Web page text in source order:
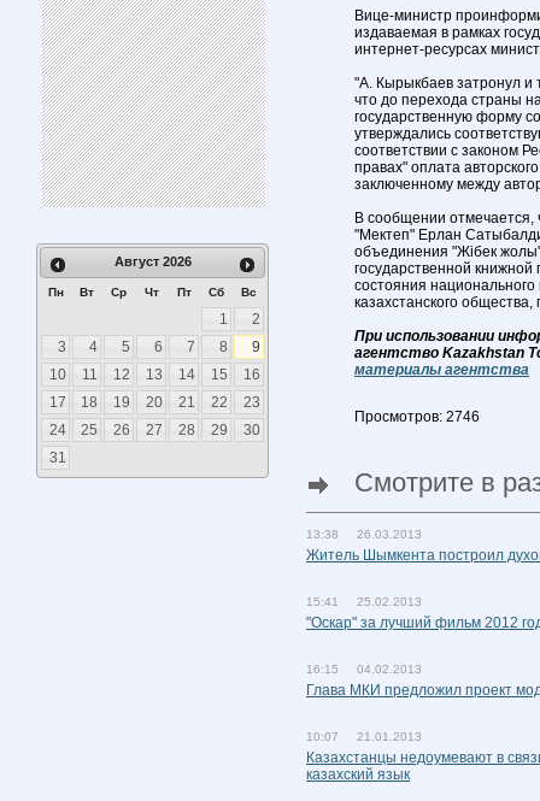
Август 2026
Пн Вт Ср Чт Пт Сб Вс
1
2
3
4 5 6 7 8
9
10
11 12 13 14 15
16
17
18 19 20 21 22
23
24
25 26 27 28 29
30
31
Вице-министр
издаваемая в рамках
интернет-ресурсах
"А. Кырыкбаев затронул и
что до перехода страны
государственную форму
утверждались
соответствии с законом
правах" оплата
заключенному между
В сообщении отмечается,
"Мектеп" Ерлан
объединения "Жібек
государственной
состояния национального
казахстанского
При использовании
агентство Kazakhstan
материалы агентства
Просмотров: 2746
Смотрите в
13:38 26.03.2013
Житель Шымкента построил
15:41 25.02.2013
"Оскар" за лучший фильм 2012
16:15 04.02.2013
Глава МКИ предложил проект
10:07 21.01.2013
Казахстанцы недоумевают в
казахский язык